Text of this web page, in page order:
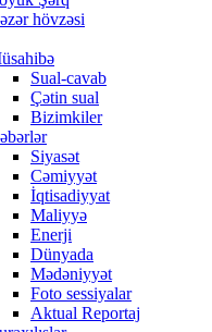
hövzəsi
Sual-cavab
Çətin sual
Bizimkiler
Siyasət
Cəmiyyət
İqtisadiyyat
Maliyyə
Enerji
Dünyada
Mədəniyyət
Foto sessiyalar
Aktual Reportaj